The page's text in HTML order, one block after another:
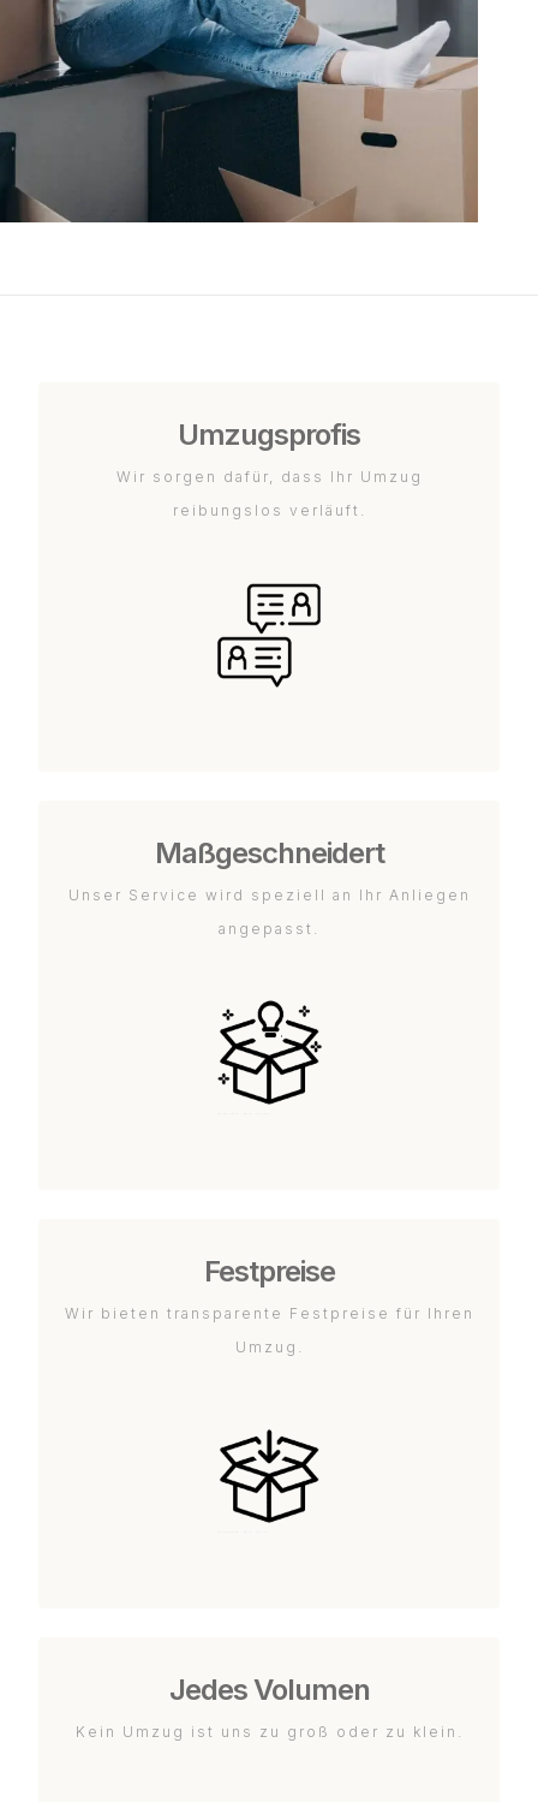
Umzugsprofis
Wir sorgen dafür, dass Ihr Umzug
reibungslos verläuft.
Maßgeschneidert
Unser Service wird speziell an Ihr Anliegen
angepasst.
Festpreise
Wir bieten transparente Festpreise für Ihren
Umzug.
Jedes Volumen
Kein Umzug ist uns zu groß oder zu klein.